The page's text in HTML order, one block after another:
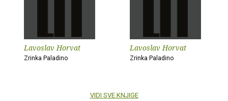
Lavoslav Horvat
Zrinka Paladino
Lavoslav Horvat
Zrinka Paladino
VIDI SVE KNJIGE